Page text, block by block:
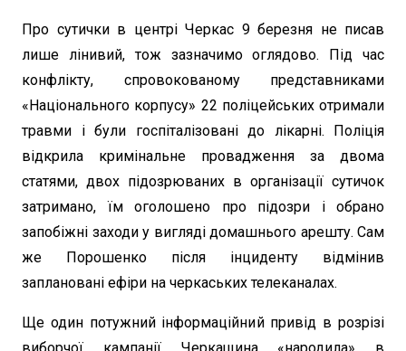
Про сутички в центрі Черкас 9 березня не писав
лише лінивий, тож зазначимо оглядово. Під час
конфлікту, спровокованому представниками
«Національного корпусу» 22 поліцейських отримали
травми і були госпіталізовані до лікарні. Поліція
відкрила кримінальне провадження за двома
статями, двох підозрюваних в організації сутичок
затримано, їм оголошено про підозри і обрано
запобіжні заходи у вигляді домашнього арешту. Сам
же Порошенко після інциденту відмінив
заплановані ефіри на черкаських телеканалах.
Ще один потужний інформаційний привід в розрізі